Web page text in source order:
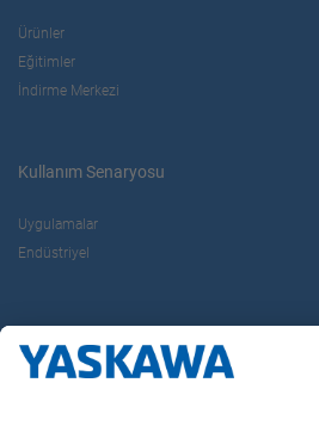
Ürünler
Eğitimler
İndirme Merkezi
Kullanım Senaryosu
Uygulamalar
Endüstriyel